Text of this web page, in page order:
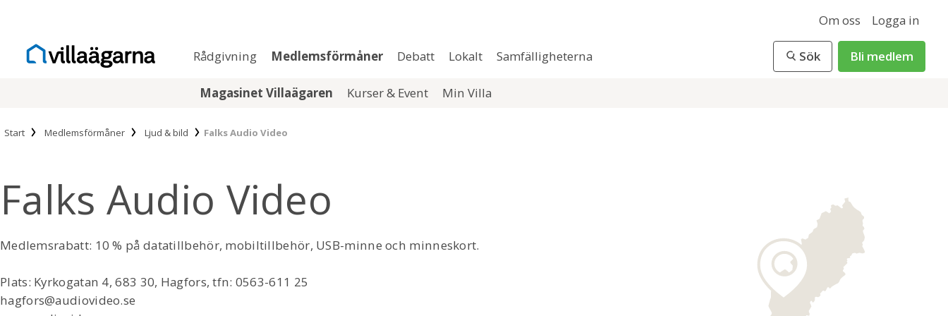
Om oss Logga in
Rådgivning Medlemsförmåner Debatt Lokalt Samfälligheterna Sök Bli medlem
Magasinet Villaägaren Kurser & Event Min Villa
Start Medlemsförmåner Ljud & bild Falks Audio Video
Falks Audio Video
Medlemsrabatt: 10 % på datatillbehör, mobiltillbehör, USB-minne och minneskort.
Plats: Kyrkogatan 4, 683 30, Hagfors, tfn: 0563-611 25
hagfors@audiovideo.se